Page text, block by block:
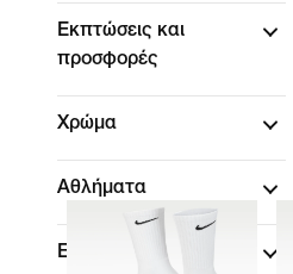
Εκπτώσεις και
προσφορές
Χρώμα
Αθλήματα
Επωνυμία